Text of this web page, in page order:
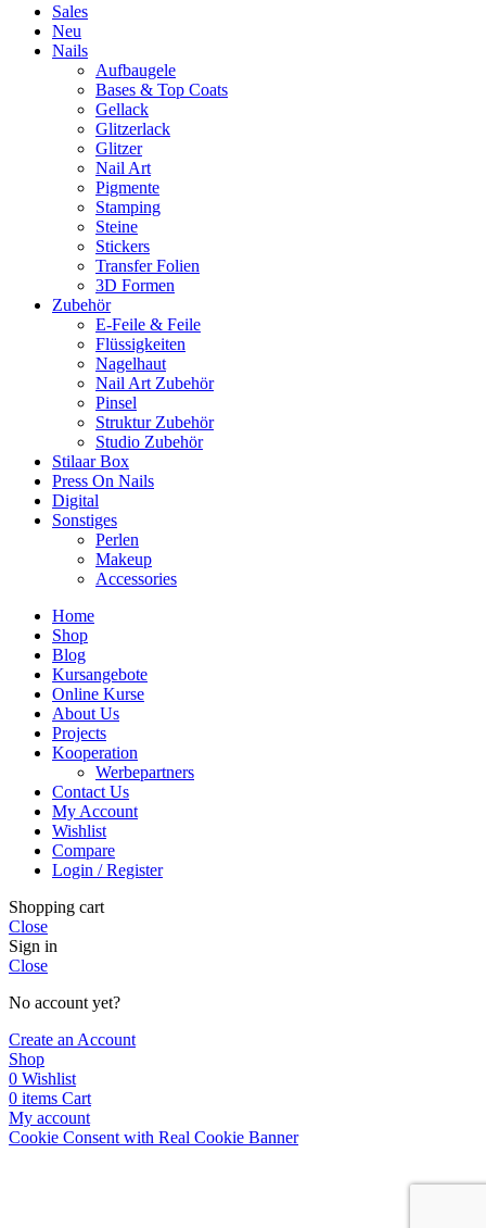
Sales
Neu
Nails
Aufbaugele
Bases & Top Coats
Gellack
Glitzerlack
Glitzer
Nail Art
Pigmente
Stamping
Steine
Stickers
Transfer Folien
3D Formen
Zubehör
E-Feile & Feile
Flüssigkeiten
Nagelhaut
Nail Art Zubehör
Pinsel
Struktur Zubehör
Studio Zubehör
Stilaar Box
Press On Nails
Digital
Sonstiges
Perlen
Makeup
Accessories
Home
Shop
Blog
Kursangebote
Online Kurse
About Us
Projects
Kooperation
Werbepartners
Contact Us
My Account
Wishlist
Compare
Login / Register
Shopping cart
Close
Sign in
Close
No account yet?
Create an Account
Shop
0 Wishlist
0 items Cart
My account
Cookie Consent with Real Cookie Banner